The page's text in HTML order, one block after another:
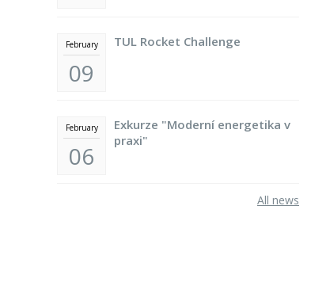
09
February TUL Rocket Challenge
06
February
Exkurze "Moderní energetika v
praxi"
All news